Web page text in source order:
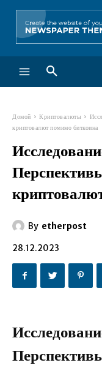
Домой Криптовалюты
криптовалют помимо биткоина
By etherpost
28.12.2023